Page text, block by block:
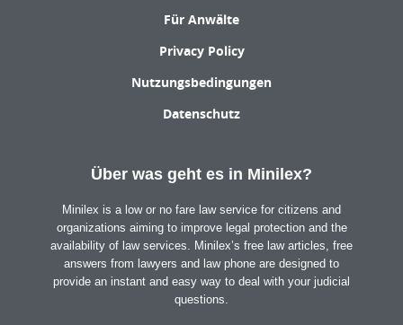
Für Anwälte
Privacy Policy
Nutzungsbedingungen
Datenschutz
Über was geht es in Minilex?
Minilex is a low or no fare law service for citizens and
organizations aiming to improve legal protection and the
availability of law services. Minilex’s free law articles, free
answers from lawyers and law phone are designed to
provide an instant and easy way to deal with your judicial
questions.